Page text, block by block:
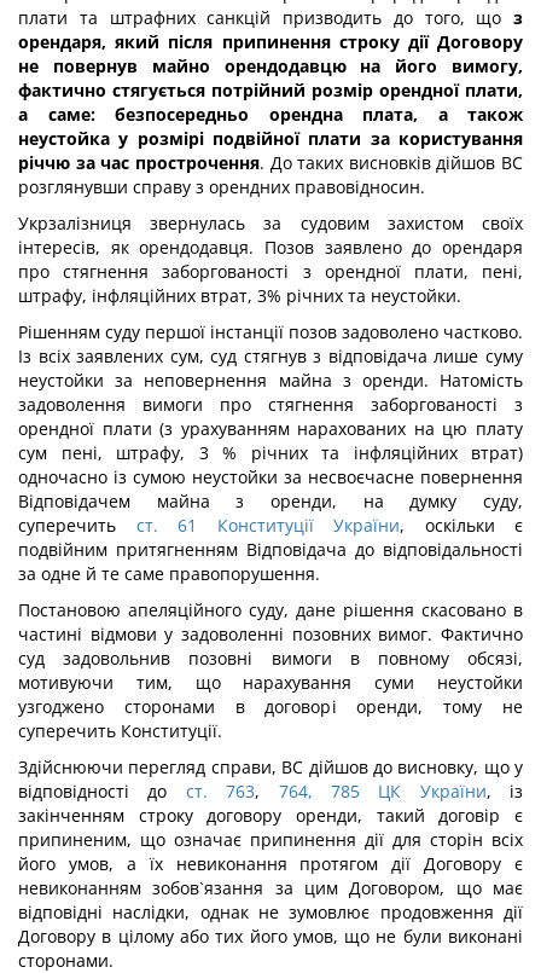
плати та штрафних санкцій призводить до того, що з
орендаря, який після припинення строку дії Договору
не повернув майно орендодавцю на його вимогу,
фактично стягується потрійний розмір орендної плати,
а саме: безпосередньо орендна плата, а також
неустойка у розмірі подвійної плати за користування
річчю за час прострочення. До таких висновків дійшов ВС
розглянувши справу з орендних правовідносин.
Укрзалізниця звернулась за судовим захистом своїх
інтересів, як орендодавця. Позов заявлено до орендаря
про стягнення заборгованості з орендної плати, пені,
штрафу, інфляційних втрат, 3% річних та неустойки.
Рішенням суду першої інстанції позов задоволено частково.
Із всіх заявлених сум, суд стягнув з відповідача лише суму
неустойки за неповернення майна з оренди. Натомість
задоволення вимоги про стягнення заборгованості з
орендної плати (з урахуванням нарахованих на цю плату
сум пені, штрафу, 3 % річних та інфляційних втрат)
одночасно із сумою неустойки за несвоєчасне повернення
Відповідачем майна з оренди, на думку суду,
суперечить ст. 61 Конституції України, оскільки є
подвійним притягненням Відповідача до відповідальності
за одне й те саме правопорушення.
Постановою апеляційного суду, дане рішення скасовано в
частині відмови у задоволенні позовних вимог. Фактично
суд задовольнив позовні вимоги в повному обсязі,
мотивуючи тим, що нарахування суми неустойки
узгоджено сторонами в договорі оренди, тому не
суперечить Конституції.
Здійснюючи перегляд справи, ВС дійшов до висновку, що у
відповідності до ст. 763, 764, 785 ЦК України, із
закінченням строку договору оренди, такий договір є
припиненим, що означає припинення дії для сторін всіх
його умов, а їх невиконання протягом дії Договору є
невиконанням зобов`язання за цим Договором, що має
відповідні наслідки, однак не зумовлює продовження дії
Договору в цілому або тих його умов, що не були виконані
сторонами.